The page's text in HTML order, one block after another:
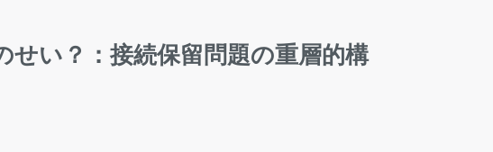
い？：接続保留問題の重層的構